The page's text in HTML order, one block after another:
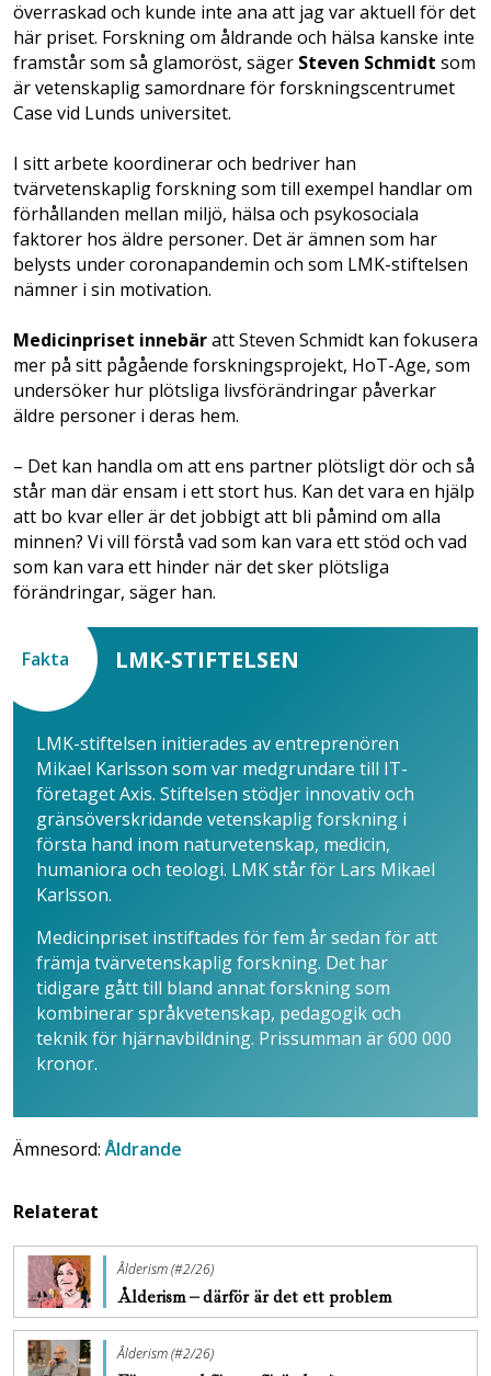
överraskad och kunde inte ana att jag var aktuell för det
här priset. Forskning om åldrande och hälsa kanske inte
framstår som så glamoröst, säger Steven Schmidt som
är vetenskaplig samordnare för forskningscentrumet
Case vid Lunds universitet.
I sitt arbete koordinerar och bedriver han
tvärvetenskaplig forskning som till exempel handlar om
förhållanden mellan miljö, hälsa och psykosociala
faktorer hos äldre personer. Det är ämnen som har
belysts under coronapandemin och som LMK-stiftelsen
nämner i sin motivation.
Medicinpriset innebäratt Steven Schmidt kan fokusera
mer på sitt pågående forskningsprojekt, HoT-Age, som
undersöker hur plötsliga livsförändringar påverkar
äldre personer i deras hem.
– Det kan handla om att ens partner plötsligt dör och så
står man där ensam i ett stort hus. Kan det vara en hjälp
att bo kvar eller är det jobbigt att bli påmind om alla
minnen? Vi vill förstå vad som kan vara ett stöd och vad
som kan vara ett hinder när det sker plötsliga
förändringar, säger han.
Fakta LMK-STIFTELSEN
LMK-stiftelsen initierades av entreprenören
Mikael Karlsson som var medgrundare till IT-
företaget Axis. Stiftelsen stödjer innovativ och
gränsöverskridande vetenskaplig forskning i
första hand inom naturvetenskap, medicin,
humaniora och teologi. LMK står för Lars Mikael
Karlsson.
Medicinpriset instiftades för fem år sedan för att
främja tvärvetenskaplig forskning. Det har
tidigare gått till bland annat forskning som
kombinerar språkvetenskap, pedagogik och
teknik för hjärnavbildning. Prissumman är 600 000
kronor.
Ämnesord:Åldrande
Relaterat
Ålderism (#2/26)
Ålderism – därför är det ett problem
Ålderism (#2/26)